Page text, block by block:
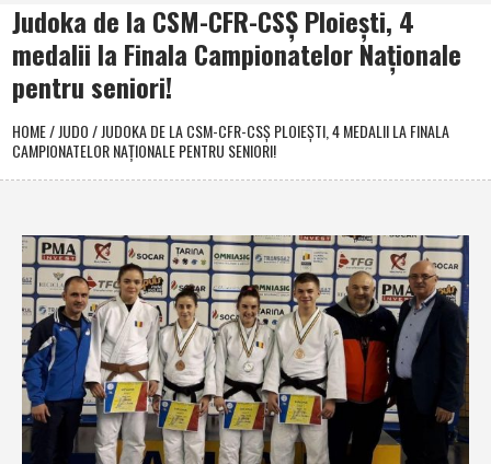
Judoka de la CSM-CFR-CSŞ Ploieşti, 4
medalii la Finala Campionatelor Naţionale
pentru seniori!
HOME/JUDO/JUDOKA DE LA CSM-CFR-CSŞ PLOIEŞTI, 4 MEDALII LA FINALA
CAMPIONATELOR NAŢIONALE PENTRU SENIORI!